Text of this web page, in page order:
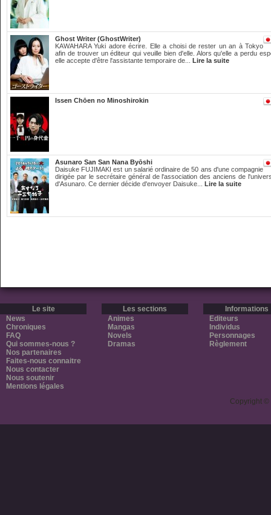
Ghost Writer (GhostWriter)
KAWAHARA Yuki adore écrire. Elle a choisi de rester un an à Tokyo
afin de trouver un éditeur qui veuille bien d'elle. Alors qu'elle a perdu
elle accepte d'être l'assistante temporaire de... Lire la suite
Issen Chōen no Minoshirokin
Asunaro San San Nana Byōshi
Daisuke FUJIMAKI est un salarié ordinaire de 50 ans d'une compagnie
dirigée par le secrétaire général de l'association des anciens de
d'Asunaro. Ce dernier décide d'envoyer Daisuke... Lire la suite
Le site
News
Chroniques
FAQ
Qui sommes-nous ?
Nos partenaires
Faites-nous connaitre
Nous contacter
Nous soutenir
Mentions légales
Les sections
Animes
Mangas
Novels
Dramas
Informations
Editeurs
Individus
Personnages
Règlement
Copyright ©